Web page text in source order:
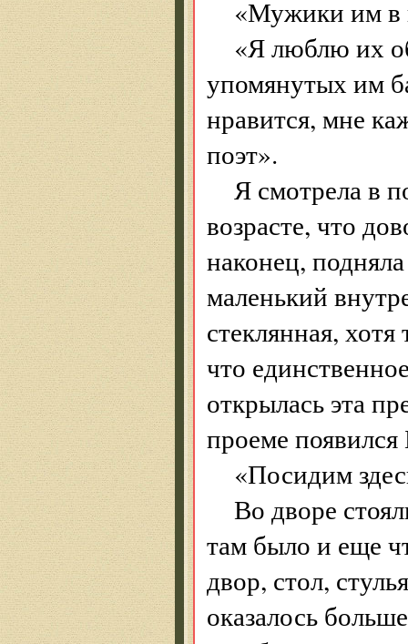
«Мужики им в
«Я люблю их
упомянутых им
нравится, мне
поэт».
Я смотрела в
возрасте, что
наконец,
маленький
стеклянная,
что
открылась эта
проеме
«Посидим
Во дворе
там было и еще
двор, стол,
оказалось